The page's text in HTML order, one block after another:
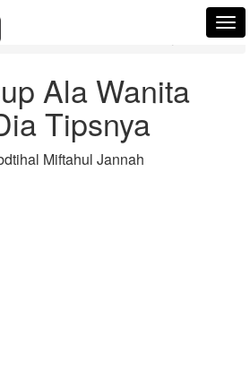
Korea, Ini Dia Tipsnya
Ala Wanita
Tipsnya
Miftahul Jannah